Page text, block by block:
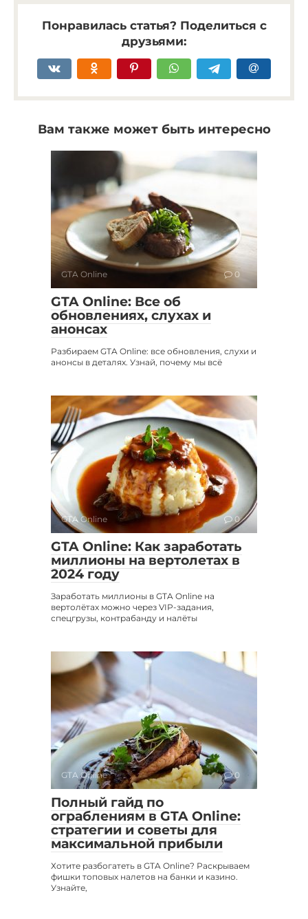
Понравилась статья? Поделиться с
друзьями:
Вам также может быть интересно
GTA Online 0
GTA Online: Все об
обновлениях, слухах и
анонсах
Разбираем GTA Online: все обновления, слухи и
анонсы в деталях. Узнай, почему мы всё
GTA Online 0
GTA Online: Как заработать
миллионы на вертолетах в
2024 году
Заработать миллионы в GTA Online на
вертолётах можно через VIP-задания,
спецгрузы, контрабанду и налёты
GTA Online 0
Полный гайд по
ограблениям в GTA Online:
стратегии и советы для
максимальной прибыли
Хотите разбогатеть в GTA Online? Раскрываем
фишки топовых налетов на банки и казино.
Узнайте,